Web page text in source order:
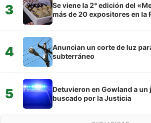
3
Se viene la 2° edición del
más de 20 expositores en la
4
Anuncian un corte de luz
subterráneo
5
Detuvieron en Gowland a un
buscado por la Justicia